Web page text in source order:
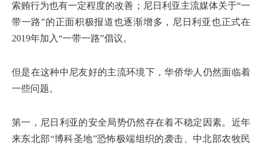
索贿行为也有一定程度的改善；尼日利亚主流媒体关于“一
带一路”的正面积极报道也逐渐增多，尼日利亚也正式在
2019年加入“一带一路”倡议。
但是在这种中尼友好的主流环境下，华侨华人仍然面临着
一些问题。
第一，尼日利亚的安全局势仍然存在着不稳定因素。近年
来东北部“博科圣地”恐怖极端组织的袭击、中北部农牧民